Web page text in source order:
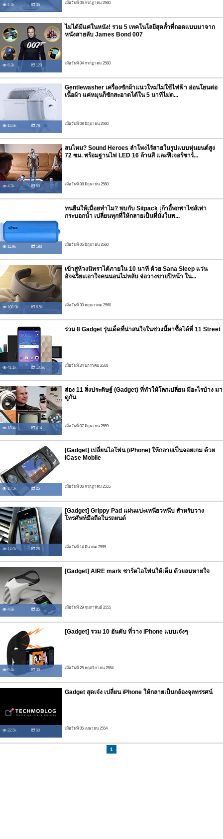
2.4k 35 เมื่อวันที่ 05 กรกฏาคม 2560
6.3k 120
ไม่ได้มีแค่ในหนัง! รวม 5 เทคโนโลยีสุดล้ำที่ถอดแบบมาจาก
หนังสายลับ James Bond 007
เมื่อวันที่ 04 กรกฏาคม 2560
15.6k 78
Gentlewasher เครื่องซักผ้าแนวใหม่ไม่ใช้ไฟฟ้า อ่อนโยนต่อ
เนื้อผ้า แค่หมุนก็ซักสะอาดได้ใน 5 นาทีไม่ต...
เมื่อวันที่ 08 มิถุนายน 2560
4.3k 68
สนไหม? Sound Heroes ลำโพงไร้สายในรูปแบบหุ่นยนต์สูง
72 ซม. พร้อมฐานไฟ LED 16 ล้านสี และฟีเจอร์ชาร์...
เมื่อวันที่ 08 มิถุนายน 2560
11.9k 183
ทนยืนให้เมื่อยทำไม? พบกับ Sitpack เก้าอี้พกพาไซส์เท่า
กระบอกน้ำ เปลี่ยนทุกที่ให้กลายเป็นที่นั่งในพ...
เมื่อวันที่ 05 มิถุนายน 2560
108.9k 6.5k
เข้าสู่ห้วงนิทราได้ภายใน 10 นาที ด้วย Sana Sleep แว่น
อัจฉริยะเอาใจคนนอนไม่หลับ จ่อวางขายปีหน้า ใน...
เมื่อวันที่ 30 พฤษภาคม 2560
41.1k 10.6k
รวม 8 Gadget รุ่นเด็ดที่น่าสนใจในช่วงนี้หาซื้อได้ที่ 11 Street
เมื่อวันที่ 24 มกราคม 2560
18.4k 414
ส่อง 11 สิ่งประดิษฐ์ (Gadget) ที่ทำให้โลกเปลี่ยน มีอะไรบ้าง มา
ดูกัน
เมื่อวันที่ 07 มิถุนายน 2559
10.5k 25
[Gadget] เปลี่ยนไอโฟน (iPhone) ให้กลายเป็นจอยเกม ด้วย
iCase Mobile
เมื่อวันที่ 06 กรกฏาคม 2555
14.0k 26
[Gadget] Grippy Pad แผ่นแปะเหนียวหนึบ สำหรับวาง
โทรศัพท์มือถือในรถยนต์
เมื่อวันที่ 14 มีนาคม 2555
4.6k 35
[Gadget] AIRE mark ชาร์ตไอโฟนให้เต็ม ด้วยลมหายใจ
เมื่อวันที่ 29 กุมภาพันธ์ 2555
9.4k 39
[Gadget] รวม 10 อันดับ ที่วาง iPhone แบบเจ๋งๆ
เมื่อวันที่ 25 พฤศจิกายน 2554
22.5k 60
Gadget สุดเจ๋ง เปลี่ยน iPhone ให้กลายเป็นกล้องจุลทรรศน์
เมื่อวันที่ 05 เมษายน 2554
1